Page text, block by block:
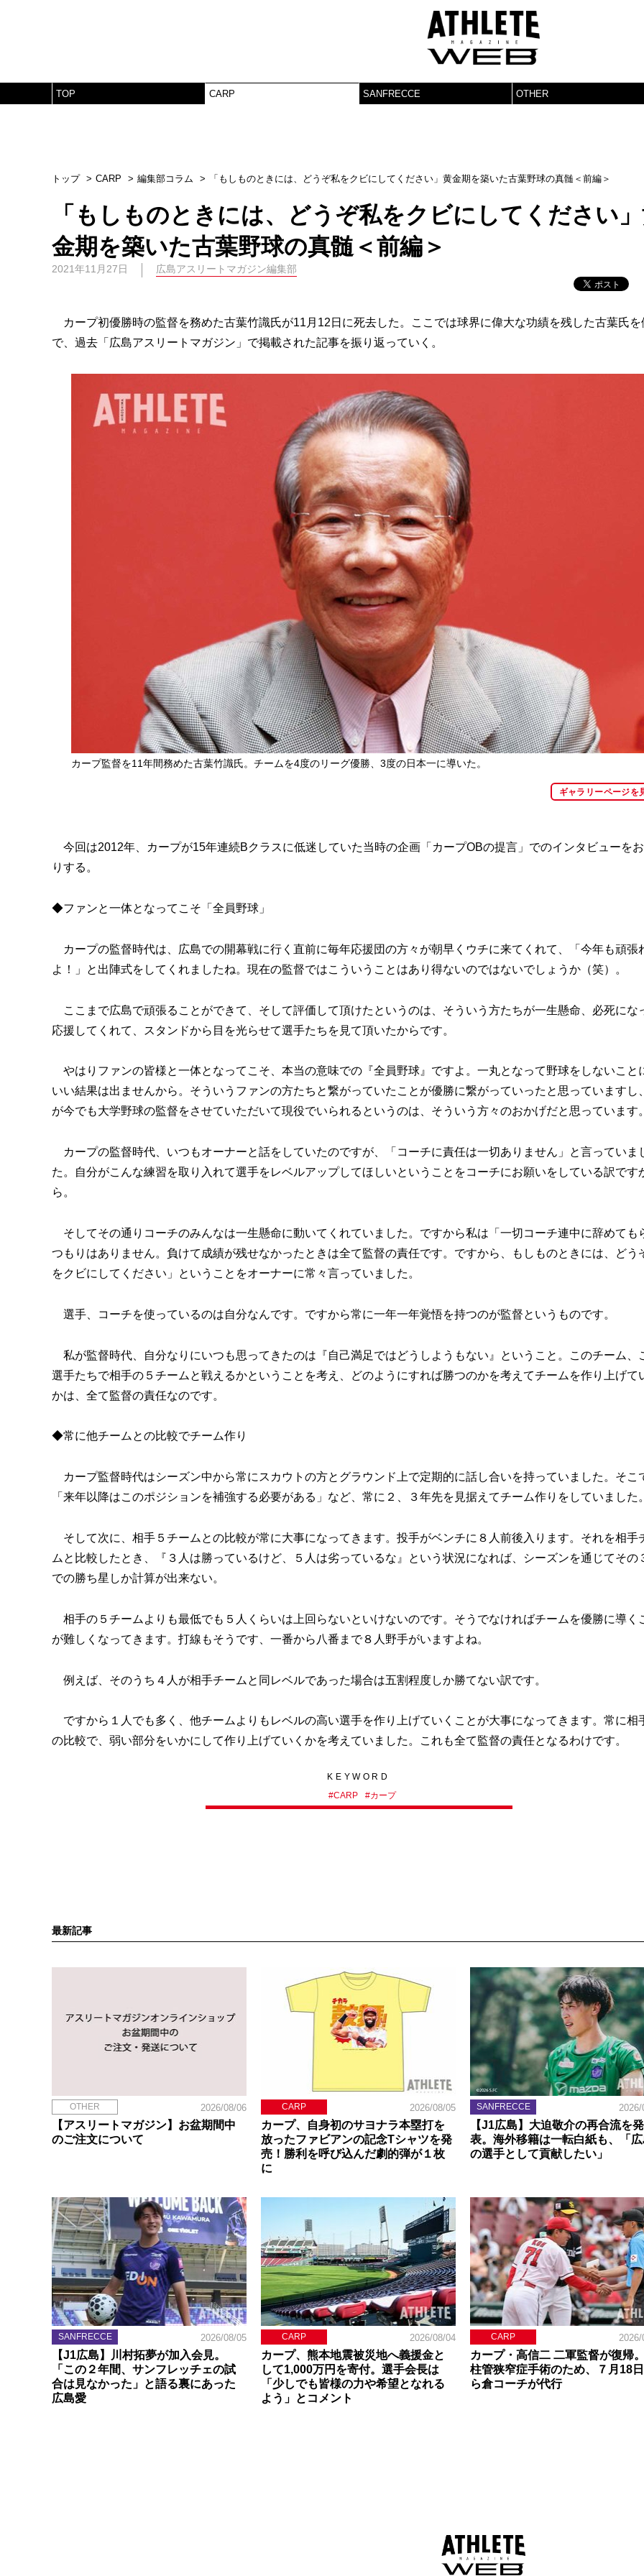
TOP CARP SANFRECCE OTHER
トップ CARP 編集部コラム 「もしものときには、どうぞ私をクビにしてください」黄金期を築いた古葉野球の真髄＜前編＞
「もしものときには、どうぞ私をクビにしてください
金期を築いた古葉野球の真髄＜前編＞
2021年11月27日 広島アスリートマガジン編集部
カープ初優勝時の監督を務めた古葉竹識氏が11月12日に死去した。ここでは球界に偉大な功績を残した古葉氏を
で、過去「広島アスリートマガジン」で掲載された記事を振り返っていく。
カープ監督を11年間務めた古葉竹識氏。チームを4度のリーグ優勝、3度の日本一に導いた。
ギャラリーページを
今回は2012年、カープが15年連続Bクラスに低迷していた当時の企画「カープOBの提言」でのインタビューを
りする。
◆ファンと一体となってこそ「全員野球」
カープの監督時代は、広島での開幕戦に行く直前に毎年応援団の方々が朝早くウチに来てくれて、「今年も頑張
よ！」と出陣式をしてくれましたね。現在の監督ではこういうことはあり得ないのではないでしょうか（笑）。
ここまで広島で頑張ることができて、そして評価して頂けたというのは、そういう方たちが一生懸命、必死にな
応援してくれて、スタンドから目を光らせて選手たちを見て頂いたからです。
やはりファンの皆様と一体となってこそ、本当の意味での『全員野球』ですよ。一丸となって野球をしないこと
いい結果は出ませんから。そういうファンの方たちと繋がっていたことが優勝に繋がっていったと思っていますし
が今でも大学野球の監督をさせていただいて現役でいられるというのは、そういう方々のおかげだと思っています。
カープの監督時代、いつもオーナーと話をしていたのですが、「コーチに責任は一切ありません」と言っていま
た。自分がこんな練習を取り入れて選手をレベルアップしてほしいということをコーチにお願いをしている訳です
ら。
そしてその通りコーチのみんなは一生懸命に動いてくれていました。ですから私は「一切コーチ連中に辞めても
つもりはありません。負けて成績が残せなかったときは全て監督の責任です。ですから、もしものときには、どう
をクビにしてください」ということをオーナーに常々言っていました。
選手、コーチを使っているのは自分なんです。ですから常に一年一年覚悟を持つのが監督というものです。
私が監督時代、自分なりにいつも思ってきたのは『自己満足ではどうしようもない』ということ。このチーム、
選手たちで相手の５チームと戦えるかということを考え、どのようにすれば勝つのかを考えてチームを作り上げて
かは、全て監督の責任なのです。
◆常に他チームとの比較でチーム作り
カープ監督時代はシーズン中から常にスカウトの方とグラウンド上で定期的に話し合いを持っていました。そこ
「来年以降はこのポジションを補強する必要がある」など、常に２、３年先を見据えてチーム作りをしていました。
そして次に、相手５チームとの比較が常に大事になってきます。投手がベンチに８人前後入ります。それを相手
ムと比較したとき、『３人は勝っているけど、５人は劣っているな』という状況になれば、シーズンを通じてその
での勝ち星しか計算が出来ない。
相手の５チームよりも最低でも５人くらいは上回らないといけないのです。そうでなければチームを優勝に導く
が難しくなってきます。打線もそうです、一番から八番まで８人野手がいますよね。
例えば、そのうち４人が相手チームと同レベルであった場合は五割程度しか勝てない訳です。
ですから１人でも多く、他チームよりもレベルの高い選手を作り上げていくことが大事になってきます。常に相
の比較で、弱い部分をいかにして作り上げていくかを考えていました。これも全て監督の責任となるわけです。
KEYWORD
#CARP #カープ
最新記事
OTHER 2026/08/06
【アスリートマガジン】お盆期間中
のご注文について
CARP 2026/08/05
カープ、自身初のサヨナラ本塁打を
放ったファビアンの記念Tシャツを発
売！勝利を呼び込んだ劇的弾が１枚
に
SANFRECCE 2026/
【J1広島】大迫敬介の再合流を発
表。海外移籍は一転白紙も、「広
の選手として貢献したい」
SANFRECCE 2026/08/05
【J1広島】川村拓夢が加入会見。
「この２年間、サンフレッチェの試
合は見なかった」と語る裏にあった
広島愛
CARP 2026/08/04
カープ、熊本地震被災地へ義援金と
して1,000万円を寄付。選手会長は
「少しでも皆様の力や希望となれる
よう」とコメント
CARP
カープ・高信二 二軍監督が復帰
柱管狭窄症手術のため、７月18
ら倉コーチが代行